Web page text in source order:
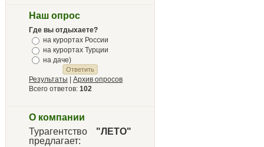
Наш опрос
Где вы отдыхаете?
на курортах России
на курортах Турции
на даче)
Результаты
Архив опросов
Всего ответов: 102
О компании
Турагентство "ЛЕТО"
предлагает: